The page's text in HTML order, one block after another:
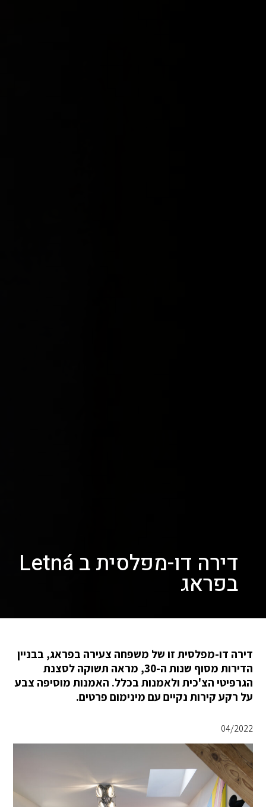
דירה דו-מפלסית ב Letná
בפראג
דירה דו-מפלסית זו של משפחה צעירה בפראג, בבניין
הדירות מסוף שנות ה-30, מראה תשוקה לסצנת
הגרפיטי הצ'כית ולאמנות בכלל. האמנות מוסיפה צבע
על רקע קירות נקיים עם מינימום פרטים.
04/2022